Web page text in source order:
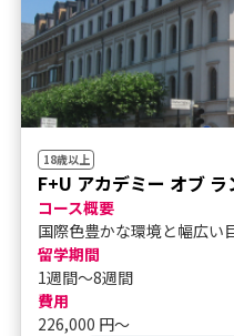
18歳以上
F+U アカデミー オブ
コース概要
国際色豊かな環境と幅広い
留学期間
1週間～8週間
費用
226,000 円〜